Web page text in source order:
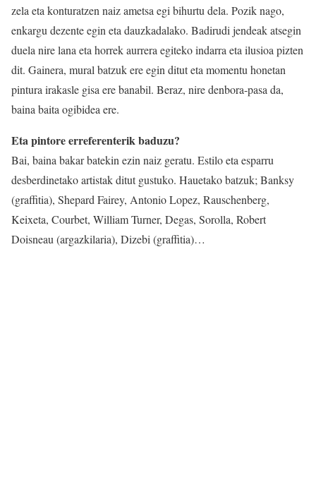
zela eta konturatzen naiz ametsa egi bihurtu dela. Pozik nago,
enkargu dezente egin eta dauzkadalako. Badirudi jendeak atsegin
duela nire lana eta horrek aurrera egiteko indarra eta ilusioa pizten
dit. Gainera, mural batzuk ere egin ditut eta momentu honetan
pintura irakasle gisa ere banabil. Beraz, nire denbora-pasa da,
baina baita ogibidea ere.
Eta pintore erreferenterik baduzu?
Bai, baina bakar batekin ezin naiz geratu. Estilo eta esparru
desberdinetako artistak ditut gustuko. Hauetako batzuk; Banksy
(graffitia), Shepard Fairey, Antonio Lopez, Rauschenberg,
Keixeta, Courbet, William Turner, Degas, Sorolla, Robert
Doisneau (argazkilaria), Dizebi (graffitia)…